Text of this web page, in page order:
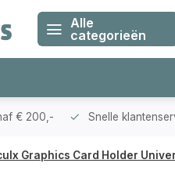
Alle
categorieën
€ 200,- Snelle
Graphics Card Holder